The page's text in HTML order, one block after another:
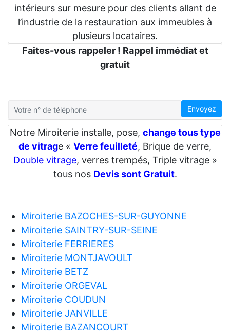
intérieurs sur mesure pour des clients allant de
l’industrie de la restauration aux immeubles à
plusieurs locataires.
Faites-vous rappeler ! Rappel immédiat et
gratuit
Envoyez
Notre Miroiterie installe, pose, change tous type
de vitrage « Verre feuilleté, Brique de verre,
Double vitrage, verres trempés, Triple vitrage »
tous nos Devis sont Gratuit.
Miroiterie BAZOCHES-SUR-GUYONNE
Miroiterie SAINTRY-SUR-SEINE
Miroiterie FERRIERES
Miroiterie MONTJAVOULT
Miroiterie BETZ
Miroiterie ORGEVAL
Miroiterie COUDUN
Miroiterie JANVILLE
Miroiterie BAZANCOURT